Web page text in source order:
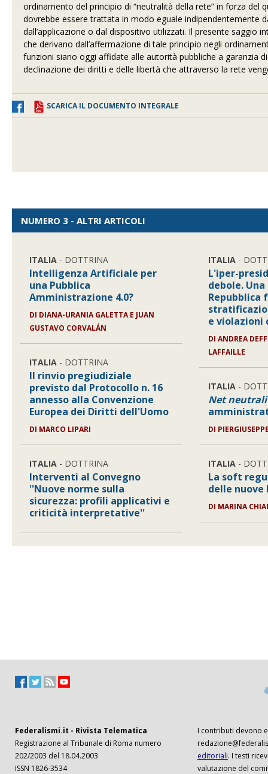
ordinamento del principio di “neutralità della rete” in forza
dovrebbe essere trattata in modo eguale indipendentemente
dall’applicazione o dal dispositivo utilizzati. Il presente
che derivano dall’affermazione di tale principio negli
funzioni siano oggi affidate alle autorità pubbliche a garanzia
declinazione dei diritti e delle libertà che attraverso la rete
SCARICA IL DOCUMENTO INTEGRALE
NUMERO 3 - ALTRI ARTICOLI
ITALIA - DOTTRINA
Intelligenza Artificiale per
una Pubblica
Amministrazione 4.0?
DI DIANA-URANIA GALETTA E JUAN
GUSTAVO CORVALÁN
ITALIA - DOTTRINA
Il rinvio pregiudiziale
previsto dal Protocollo n. 16
annesso alla Convenzione
Europea dei Diritti dell'Uomo
DI MARCO LIPARI
ITALIA - DOTTRINA
Interventi al Convegno
''Nuove norme sulla
sicurezza: profili applicativi e
criticità interpretative''
ITALIA -
L'iper-
debole.
Repubblica
e violazioni
DIANDREA
LAFFAILLE
ITALIA -
Net
DI
ITALIA -
La soft
delle nuove
DI MARINA
Federalismi.it - Rivista Telematica
Registrazione al Tribunale di Roma numero
202/2003 del 18.04.2003
ISSN 1826-3534
I contributi devono
editoriali. I testi
valutazione del